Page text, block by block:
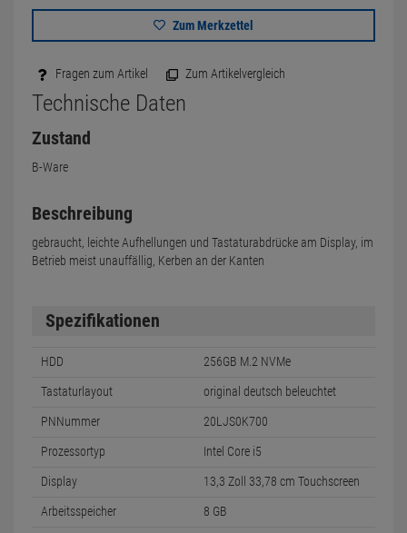
Zum Merkzettel
Fragen zum Artikel Zum Artikelvergleich
Technische Daten
Zustand
B-Ware
Beschreibung
gebraucht, leichte Aufhellungen und Tastaturabdrücke am Display, im
Betrieb meist unauffällig, Kerben an der Kanten
Spezifikationen
HDD 256GB M.2 NVMe
Tastaturlayout original deutsch beleuchtet
PNNummer 20LJS0K700
Prozessortyp Intel Core i5
Display 13,3 Zoll 33,78 cm Touchscreen
Arbeitsspeicher 8 GB